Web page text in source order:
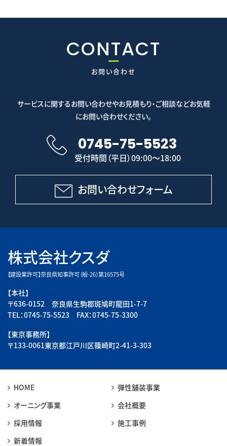
CONTACT
お問い合わせ
サービスに関するお問い合わせやお見積もり・ご相談などお気軽
にお問い合わせください。
0745-75-5523
受付時間（平日）09:00～18:00
お問い合わせフォーム
株式会社クスダ
【建設業許可】奈良県知事許可（般-26）第16575号
【本社】
〒636-0152 奈良県生駒郡斑鳩町龍田1-7-7
TEL：0745-75-5523 FAX：0745-75-3300
【東京事務所】
〒133-0061東京都江戸川区篠崎町2-41-3-303
HOME
弾性舗装事業
オーニング事業
会社概要
採用情報
施工事例
新着情報